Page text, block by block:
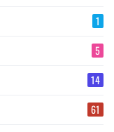
1
5
14
61